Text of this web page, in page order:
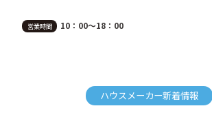
営業時間 10：00～18：00
ハウスメーカー新着情報